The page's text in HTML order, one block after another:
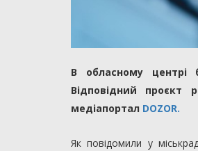
В обласному центрі
Відповідний проєкт
медіапортал DOZOR.
Як повідомили у